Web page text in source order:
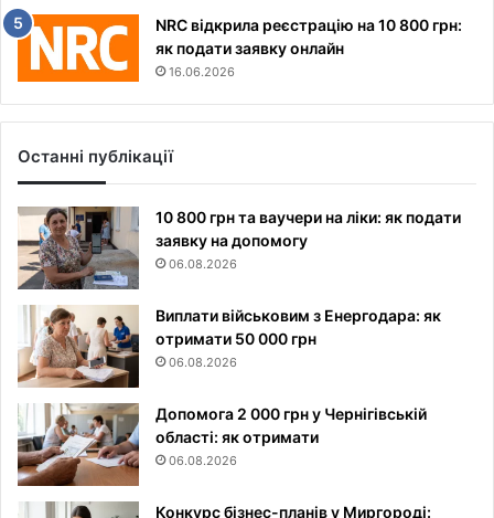
NRC відкрила реєстрацію на 10 800 грн:
як подати заявку онлайн
16.06.2026
Останні публікації
10 800 грн та ваучери на ліки: як подати
заявку на допомогу
06.08.2026
Виплати військовим з Енергодара: як
отримати 50 000 грн
06.08.2026
Допомога 2 000 грн у Чернігівській
області: як отримати
06.08.2026
Конкурс бізнес-планів у Миргороді: